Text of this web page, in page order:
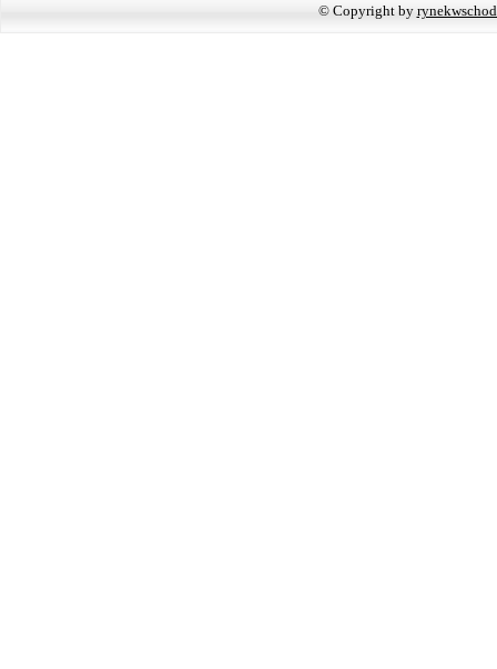
© Copyright by